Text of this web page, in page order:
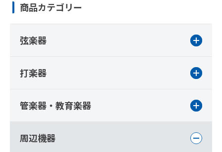
商品カテゴリー
弦楽器
打楽器
管楽器・教育楽器
周辺機器